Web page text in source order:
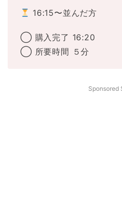
16:15〜並んだ方
◯ 購入完了 16:20
◯ 所要時間 ５分
Sponsored